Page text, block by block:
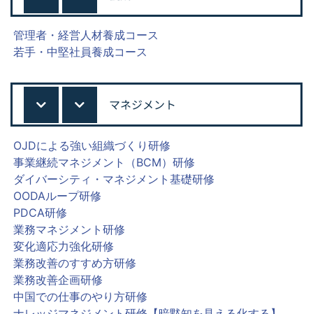
管理者・経営人材養成コース
若手・中堅社員養成コース
マネジメント
OJDによる強い組織づくり研修
事業継続マネジメント（BCM）研修
ダイバーシティ・マネジメント基礎研修
OODAループ研修
PDCA研修
業務マネジメント研修
変化適応力強化研修
業務改善のすすめ方研修
業務改善企画研修
中国での仕事のやり方研修